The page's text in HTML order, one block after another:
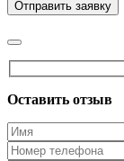
Оставить отзыв